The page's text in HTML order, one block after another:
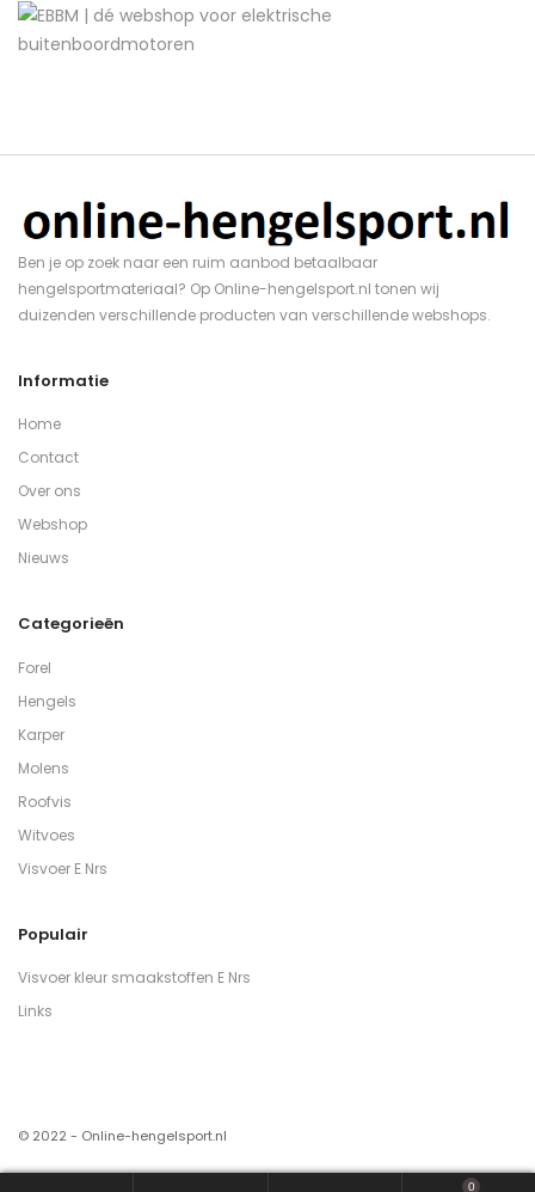
Ben je op zoek naar een ruim aanbod betaalbaar
hengelsportmateriaal? Op Online-hengelsport.nl tonen wij
duizenden verschillende producten van verschillende webshops.
Informatie
Home
Contact
Over ons
Webshop
Nieuws
Categorieën
Forel
Hengels
Karper
Molens
Roofvis
Witvoes
Visvoer E Nrs
Populair
Visvoer kleur smaakstoffen E Nrs
Links
© 2022 - Online-hengelsport.nl
0